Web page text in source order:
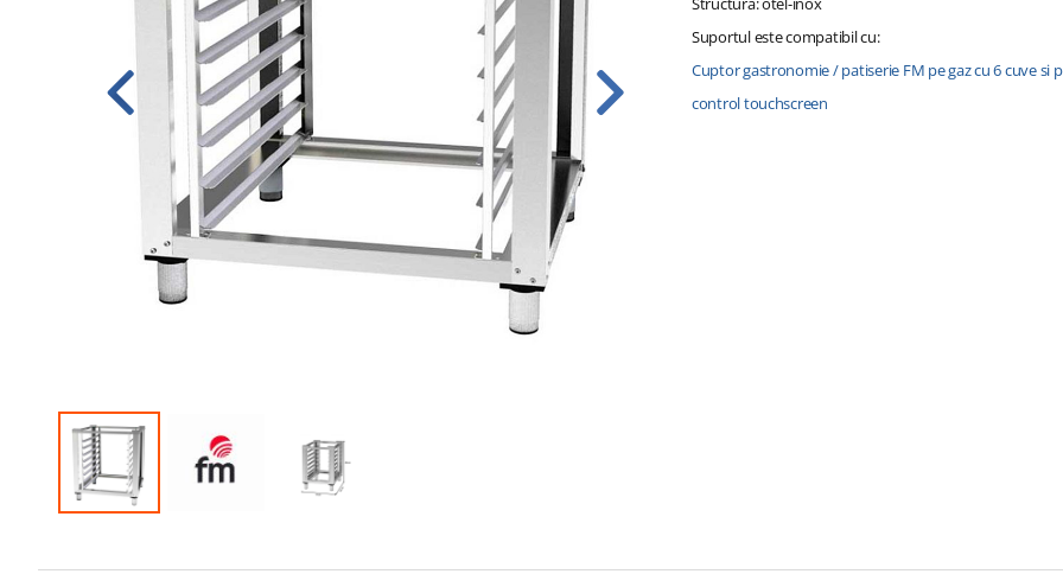
Suportul este compatibil cu:
Cuptor gastronomie / patiserie FM pe gaz cu 6 cuve si
control touchscreen